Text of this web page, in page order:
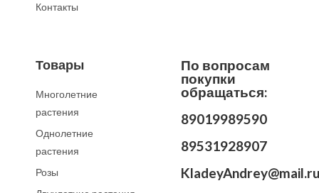
Контакты
Товары
Многолетние
растения
Однолетние
растения
Розы
По вопросам
покупки
обращаться:
89019989590
89531928907